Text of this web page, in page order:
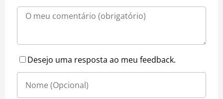
Desejo uma resposta ao meu feedback.